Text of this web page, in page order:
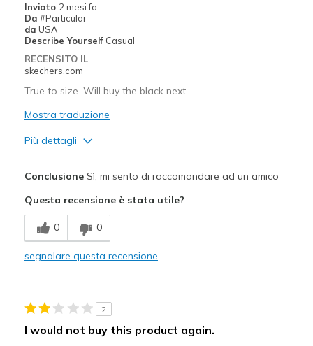
Casual Wear
Going Out
Travel
Sizing
Inviato 2 mesi fa
Da #Particular
da USA
Describe Yourself Casual
RECENSITO IL
skechers.com
True to size. Will buy the black next.
Mostra traduzione
Più dettagli
Migliori Utilizzi:
Casual Wear
Going Out
Feels true to size
ConclusioneSì, mi sento di raccomandare ad un amico
Questa recensione è stata utile?
0 0
segnalare questa recensione
2
I would not buy this product again.